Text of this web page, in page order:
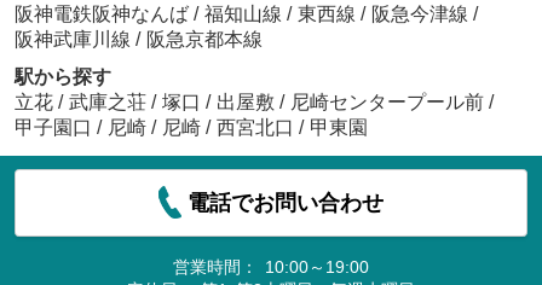
阪神電鉄阪神なんば / 福知山線 / 東西線 / 阪急今津線 /
阪神武庫川線 / 阪急京都本線
駅から探す
立花 / 武庫之荘 / 塚口 / 出屋敷 / 尼崎センタープール前 /
甲子園口 / 尼崎 / 尼崎 / 西宮北口 / 甲東園
電話でお問い合わせ
営業時間：
10:00～19:00